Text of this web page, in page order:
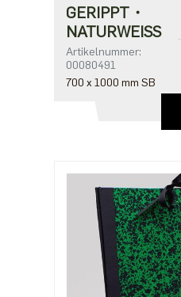
GERIPPT・
NATURWEISS
Artikelnummer:
00080491
700 x 1000 mm SB